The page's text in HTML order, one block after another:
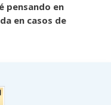
pensando en
en casos de